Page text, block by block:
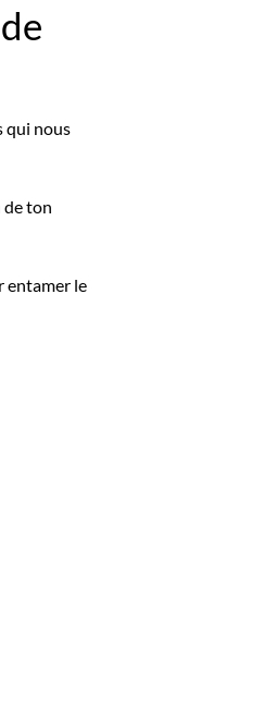
qui nous
de ton
entamer le